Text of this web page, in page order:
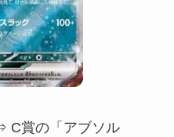
C賞の「アブソル